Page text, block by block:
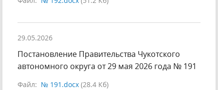
29.05.2026
Постановление Правительства Чукотского
автономного округа от 29 мая 2026 года № 191
Файл: № 191.docx (28.4 Кб)